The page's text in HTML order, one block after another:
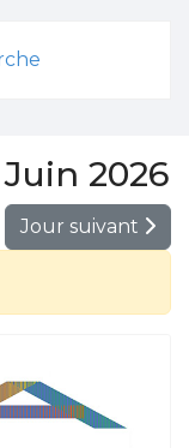
2026
Jour suivant